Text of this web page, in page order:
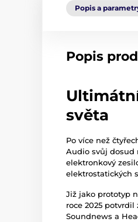
Popis a
Popis
světa
Po více než
Audio svůj dosud
elektronkový
elektrostatických
Již jako prototyp
roce 2025
Soundnews a